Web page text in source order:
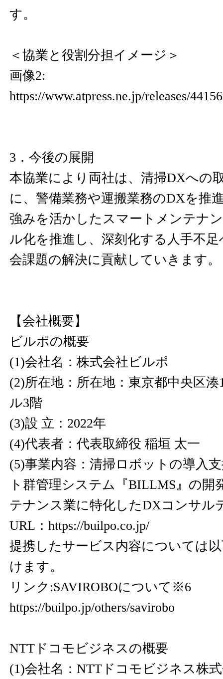
す。
＜協業と役割分担イメージ＞
画像2:
https://www.atpress.ne.jp/releases/
3．今後の展開
本協業により両社は、清掃DXへの
に、警備業務や運搬業務のDXを推
強みを活かしたスマートメンテナ
ル化を推進し、深刻化する人手不
会課題の解決に貢献していきます。
【会社概要】
ビルポの概要
(1)会社名：株式会社ビルポ
(2)所在地：所在地：東京都中央区
ル3階
(3)設 立：2022年
(4)代表者：代表取締役 稲垣 太一
(5)事業内容：清掃ロボットの導入
ト群管理システム『BILLMS』の開
テナンス業に特化したDXコンサル
URL： https://builpo.co.jp/
提携したサービス内容については
けます。
リンク:SAVIROBOについて※6
https://builpo.jp/others/savirobo
NTTドコモビジネスの概要
(1)会社名：NTTドコモビジネス株